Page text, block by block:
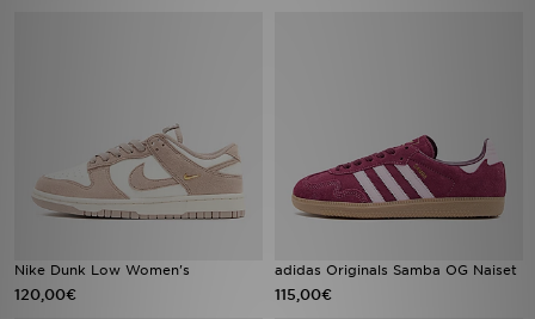
Nike Dunk Low Women's
120,00€
adidas Originals Samba OG Naiset
115,00€